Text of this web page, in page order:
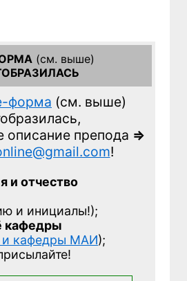
(см. выше)
форма (см. выше)
описание препода =>
!
и отчество
и инициалы!);
кафедры
и кафедры МАИ);